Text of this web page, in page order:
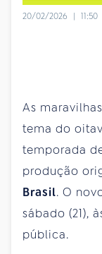
20/02/2026 | 11:50
As
tema do
temporada
produção
Brasil. O
sábado (21),
pública.